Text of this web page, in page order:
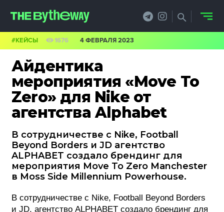
Айдентика
мероприятия «Move To
Zero» для Nike от
агентства Alphabet
В сотрудничестве с Nike, Football
Beyond Borders и JD агентство
ALPHABET создало брендинг для
мероприятия Move To Zero Manchester
в Moss Side Millennium Powerhouse.
#КЕЙСЫ 1676 4 ФЕВРАЛЯ 2023
В сотрудничестве с Nike, Football Beyond Borders
и JD, агентство ALPHABET создало брендинг для
PRO.ОБЗОР
КЕЙСЫ
ФИЛОСОФИЯ
КРЕАТИВА
БИЗНЕС И
ТЕХНОЛОГИИ
ФЕСТИВАЛИ